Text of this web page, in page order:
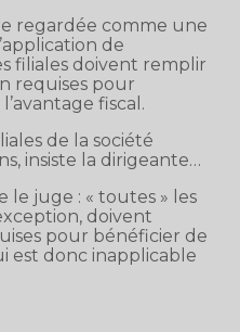
regardée comme une
de
filiales doivent remplir
requises pour
fiscal.
de la société
insiste la dirigeante…
le juge : « toutes » les
doivent
pour bénéficier de
est donc inapplicable